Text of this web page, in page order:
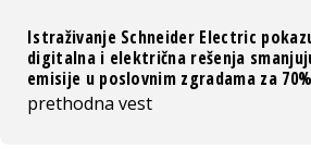
Istraživanje Schneider Electric
digitalna i električna rešenja
emisije u poslovnim zgradama za 70%
prethodna vest